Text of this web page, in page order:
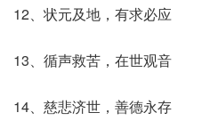
12、状元及地，有求必应
13、循声救苦，在世观音
14、慈悲济世，善德永存